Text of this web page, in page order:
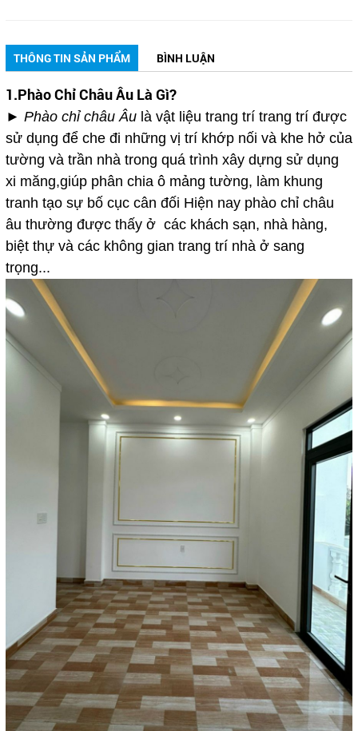
THÔNG TIN SẢN PHẨM BÌNH LUẬN
1.Phào Chỉ Châu Âu Là Gì?
► Phào chỉ châu Âulà vật liệu trang trí trang trí được
sử dụng để che đi những vị trí khớp nối và khe hở của
tường và trần nhà trong quá trình xây dựng sử dụng
xi măng,giúp phân chia ô mảng tường, làm khung
tranh tạo sự bố cục cân đối Hiện nay phào chỉ châu
âu thường được thấy ở các khách sạn, nhà hàng,
biệt thự và các không gian trang trí nhà ở sang
trọng...